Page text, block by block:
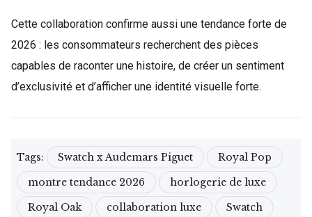
Cette collaboration confirme aussi une tendance forte de
2026 : les consommateurs recherchent des pièces
capables de raconter une histoire, de créer un sentiment
d’exclusivité et d’afficher une identité visuelle forte.
Tags: Swatch x Audemars Piguet
Royal Pop
montre tendance 2026
horlogerie de luxe
Royal Oak
collaboration luxe
Swatch